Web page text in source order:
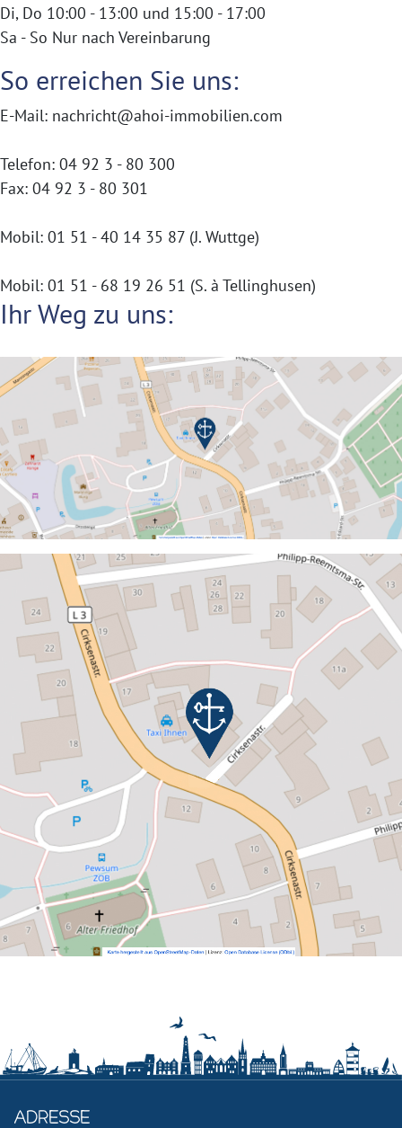
Di, Do 10:00 - 13:00 und 15:00 - 17:00
Sa - So Nur nach Vereinbarung
So erreichen Sie uns:
E-Mail: nachricht@ahoi-immobilien.com
Telefon: 04 92 3 - 80 300
Fax: 04 92 3 - 80 301
Mobil: 01 51 - 40 14 35 87 (J. Wuttge)
Mobil: 01 51 - 68 19 26 51 (S. à Tellinghusen)
Ihr Weg zu uns:
Adresse